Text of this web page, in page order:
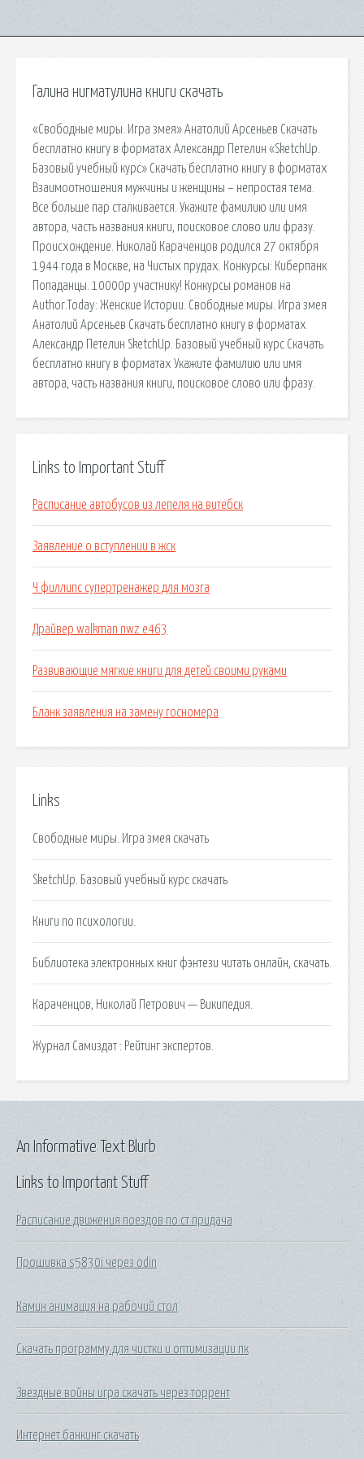
Галина нигматулина книги скачать
«Свободные миры. Игра змея» Анатолий Арсеньев Скачать
бесплатно книгу в форматах Александр Петелин «SketchUp.
Базовый учебный курс» Скачать бесплатно книгу в форматах
Взаимоотношения мужчины и женщины – непростая тема.
Все больше пар сталкивается. Укажите фамилию или имя
автора, часть названия книги, поисковое слово или фразу.
Происхождение. Николай Караченцов родился 27 октября
1944 года в Москве, на Чистых прудах. Конкурсы: Киберпанк
Попаданцы. 10000р участнику! Конкурсы романов на
Author.Today: Женские Истории. Свободные миры. Игра змея
Анатолий Арсеньев Скачать бесплатно книгу в форматах
Александр Петелин SketchUp. Базовый учебный курс Скачать
бесплатно книгу в форматах Укажите фамилию или имя
автора, часть названия книги, поисковое слово или фразу.
Links to Important Stuff
Расписание автобусов из лепеля на витебск
Заявление о вступлении в жск
Ч филлипс супертренажер для мозга
Драйвер walkman nwz e463
Развивающие мягкие книги для детей своими руками
Бланк заявления на замену госномера
Links
Свободные миры. Игра змея скачать
SketchUp. Базовый учебный курс скачать
Книги по психологии.
Библиотека электронных книг фэнтези читать онлайн, скачать.
Караченцов, Николай Петрович — Википедия.
Журнал Самиздат : Рейтинг экспертов.
Links to Important Stuff
Расписание движения поездов по ст придача
Прошивка s5830i через odin
Камин анимация на рабочий стол
Скачать программу для чистки и оптимизации пк
Звездные войны игра скачать через торрент
Интернет банкинг скачать
An Informative Text Blurb